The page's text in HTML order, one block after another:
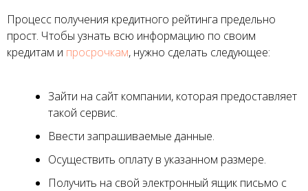
Процесс получения кредитного рейтинга предельно
прост. Чтобы узнать всю информацию по своим
кредитам и просрочкам, нужно сделать следующее:
Зайти на сайт компании, которая предоставляет
такой сервис.
Ввести запрашиваемые данные.
Осуществить оплату в указанном размере.
Получить на свой электронный ящик письмо с